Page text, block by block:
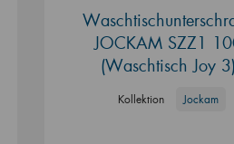
JOCKAM SZZ1
(Waschtisch Joy 3)
Kollektion Jockam